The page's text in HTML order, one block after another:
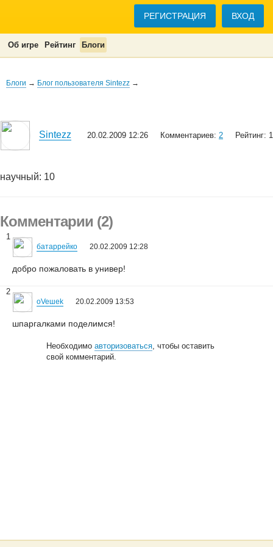
РЕГИСТРАЦИЯ ВХОД
Об игре Рейтинг Блоги
Блоги → Блог пользователя Sintezz →
Sintezz 20.02.2009 12:26 Комментариев: 2 Рейтинг: 1
научный: 10
Комментарии (2)
1
батаррейко 20.02.2009 12:28
добро пожаловать в универ!
2
oVeшеk 20.02.2009 13:53
шпаргалками поделимся!
Необходимоавторизоваться, чтобы оставить
свой комментарий.